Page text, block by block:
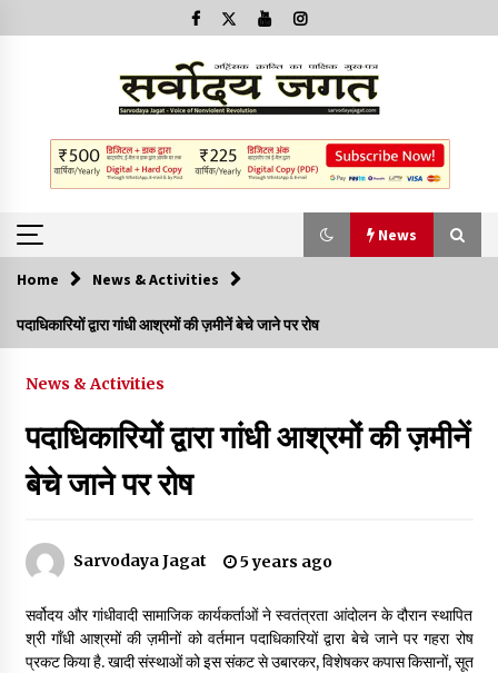
News
News
बनारस में अब सर्व सेवा संघ के मुख्य भवनों को ध्वस्त करने का खतरा
3 years ago
डॉक्टर अंबेडकर सामाजिक नवजागरण के अग्रदूत थे
सर्व सेवा संघ मुख्यालय में मनाई गई ज्योति बा फुले जयंती
Home News & Activities
पदाधिकारियों द्वारा गांधी आश्रमों की ज़मीनें बेचे जाने पर रोष
News & Activities
पदाधिकारियों द्वारा गांधी आश्रमों की ज़मीनें
बेचे जाने पर रोष
Sarvodaya Jagat 5 years ago
सर्वोदय और गांधीवादी सामाजिक कार्यकर्ताओं ने स्वतंत्रता आंदोलन के दौरान स्थापित
श्री गॉंधी आश्रमों की ज़मीनों को वर्तमान पदाधिकारियों द्वारा बेचे जाने पर गहरा रोष
प्रकट किया है. खादी संस्थाओं को इस संकट से उबारकर, विशेषकर कपास किसानों, सूत